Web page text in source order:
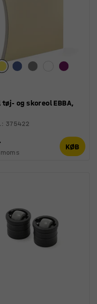
tøj- og skoreol EBBA,
: 375422
KØB